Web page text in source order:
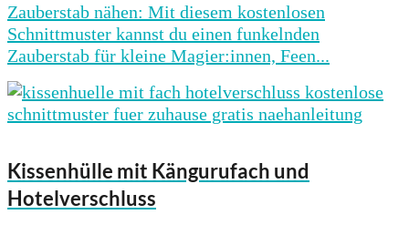
Zauberstab nähen: Mit diesem kostenlosen
Schnittmuster kannst du einen funkelnden
Zauberstab für kleine Magier:innen, Feen...
Kissenhülle mit Kängurufach und
Hotelverschluss